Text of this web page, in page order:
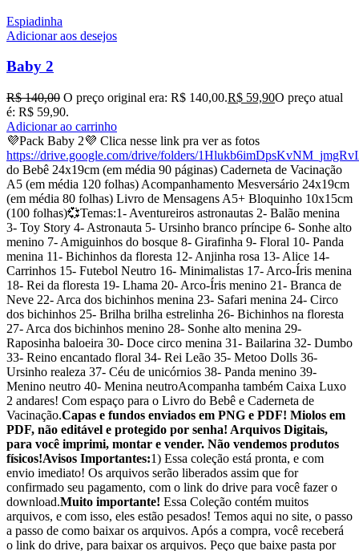
Espiadinha
Adicionar aos desejos
Baby 2
R$140,00 O preço original era: R$ 140,00.R$ 59,90O preço atual
é: R$ 59,90.
Adicionar ao carrinho
💜Pack Baby 2💜 Clica nesse link pra ver as fotos
https://drive.google.com/drive/folders/
do Bebê 24x19cm (em média 90 páginas) Caderneta de Vacinação
A5 (em média 120 folhas) Acompanhamento Mesversário 24x19cm
(em média 80 folhas) Livro de Mensagens A5+ Bloquinho 10x15cm
(100 folhas)💞Temas:1- Aventureiros astronautas 2- Balão menina
3- Toy Story 4- Astronauta 5- Ursinho branco príncipe 6- Sonhe alto
menino 7- Amiguinhos do bosque 8- Girafinha 9- Floral 10- Panda
menina 11- Bichinhos da floresta 12- Anjinha rosa 13- Alice 14-
Carrinhos 15- Futebol Neutro 16- Minimalistas 17- Arco-Íris menina
18- Rei da floresta 19- Lhama 20- Arco-Íris menino 21- Branca de
Neve 22- Arca dos bichinhos menina 23- Safari menina 24- Circo
dos bichinhos 25- Brilha brilha estrelinha 26- Bichinhos na floresta
27- Arca dos bichinhos menino 28- Sonhe alto menina 29-
Raposinha baloeira 30- Doce circo menina 31- Bailarina 32- Dumbo
33- Reino encantado floral 34- Rei Leão 35- Metoo Dolls 36-
Ursinho realeza 37- Céu de unicórnios 38- Panda menino 39-
Menino neutro 40- Menina neutroAcompanha também Caixa Luxo
2 andares! Com espaço para o Livro do Bebê e Caderneta de
Vacinação.Capas e fundos enviados em PNG e PDF! Miolos em
PDF, não editável e protegido por senha! Arquivos Digitais,
para você imprimi, montar e vender. Não vendemos produtos
físicos!Avisos Importantes:1) Essa coleção está pronta, e com
envio imediato! Os arquivos serão liberados assim que for
confirmado seu pagamento, com o link do drive para você fazer o
download.Muito importante! Essa Coleção contém muitos
arquivos, e com isso, eles estão pesados! Temos aqui no site, o passo
a passo de como baixar os arquivos. Após a compra, você receberá
o link do drive, para baixar os arquivos. Peço que baixe pasta por